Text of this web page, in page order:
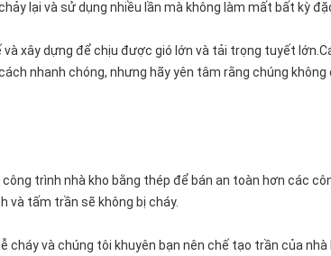
lại và sử dụng nhiều lần mà không làm mất bất kỳ
xây dựng để chịu được gió lớn và tải trọng tuyết
nhanh chóng, nhưng hãy yên tâm rằng chúng
trình nhà kho bằng thép để bán an toàn hơn các
và tấm trần sẽ không bị cháy.
cháy và chúng tôi khuyên bạn nên chế tạo trần của